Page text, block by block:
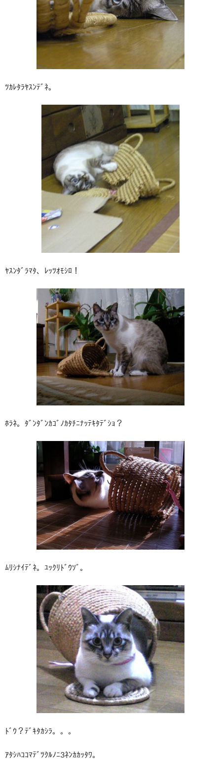
ﾂｶﾚﾀﾗﾔｽﾝﾃﾞﾈ。
ﾔｽﾝﾀﾞﾗﾏﾀ、ﾚｯﾂｵﾓｼﾛ！
ﾎﾗﾈ。ﾀﾞﾝﾀﾞﾝｶｺﾞﾉｶﾀﾁﾆﾅｯﾃｷﾀﾃﾞｼｮ？
ﾑﾘｼﾅｲﾃﾞﾈ。ﾕｯｸﾘﾄﾞｳｿﾞ。
ﾄﾞｳ？ﾃﾞｷﾀｶｼﾗ。。。
ｱﾀｼﾊｺｺﾏﾃﾞﾂｸﾙﾉﾆ3ﾈﾝｶｶｯﾀﾜ。